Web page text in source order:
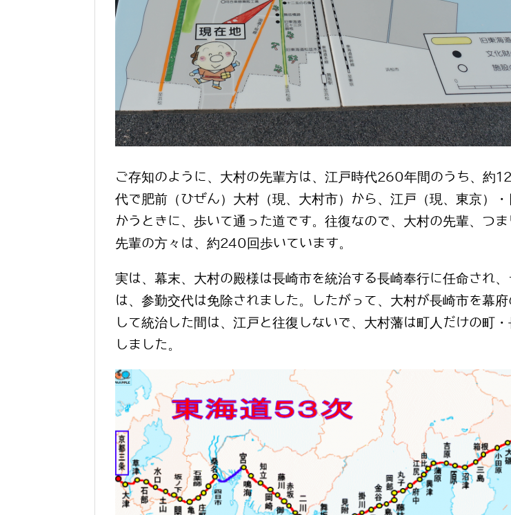
ご存知のように、大村の先輩方は、江戸時代260年間のうち、約
代で肥前（ひぜん）大村（現、大村市）から、江戸（現、東京）・
かうときに、歩いて通った道です。往復なので、大村の先輩、つ
先輩の方々は、約240回歩いています。
実は、幕末、大村の殿様は長崎市を統治する長崎奉行に任命され、
は、参勤交代は免除されました。したがって、大村が長崎市を幕府
して統治した間は、江戸と往復しないで、大村藩は町人だけの町
しました。